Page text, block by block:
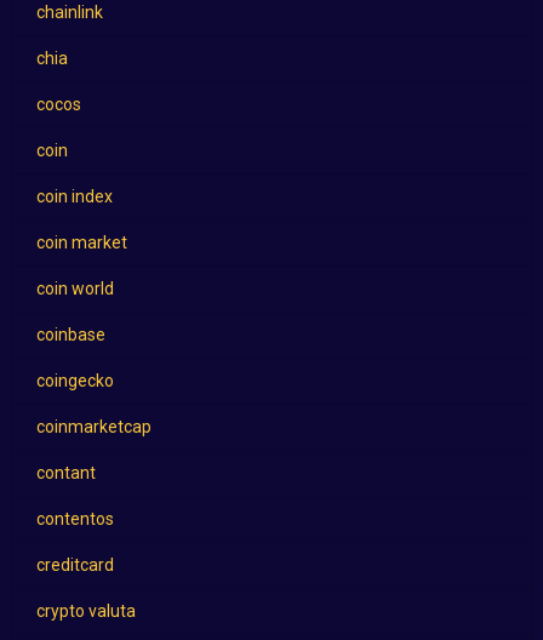
chainlink
chia
cocos
coin
coin index
coin market
coin world
coinbase
coingecko
coinmarketcap
contant
contentos
creditcard
crypto valuta